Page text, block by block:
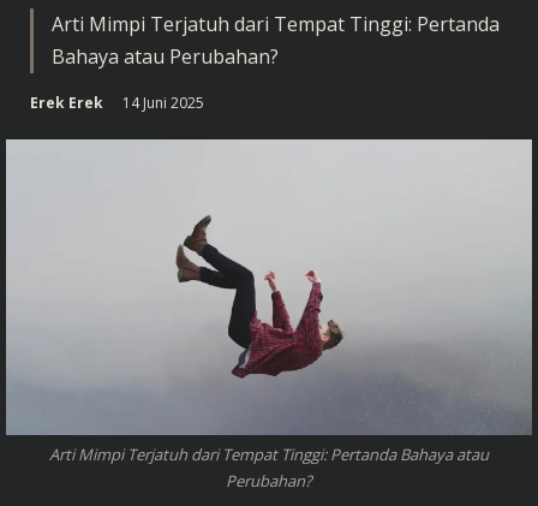
Arti Mimpi Terjatuh dari Tempat Tinggi: Pertanda
Bahaya atau Perubahan?
Erek Erek 14 Juni 2025
Arti Mimpi Terjatuh dari Tempat Tinggi: Pertanda Bahaya atau
Perubahan?